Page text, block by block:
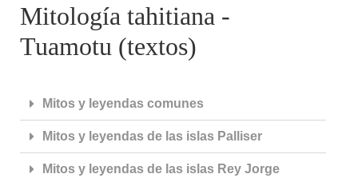
Mitología tahitiana -
Tuamotu (textos)
Mitos y leyendas comunes
Mitos y leyendas de las islas Palliser
Mitos y leyendas de las islas Rey Jorge